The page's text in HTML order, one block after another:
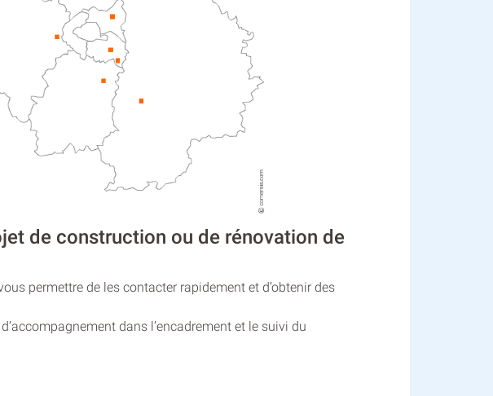
de construction ou de rénovation de
permettre de les contacter rapidement et d’obtenir des
dans l’encadrement et le suivi du